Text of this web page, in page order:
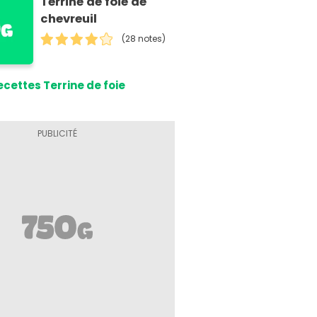
chevreuil
(28 notes)
Terrine de foie